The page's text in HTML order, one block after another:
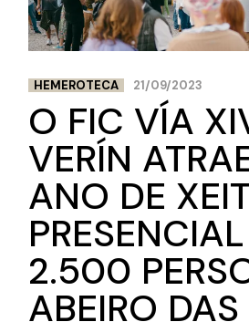
HEMEROTECA 21/09/2023
O FIC VÍA
VERÍN
ANO DE
2.500
ABEIRO